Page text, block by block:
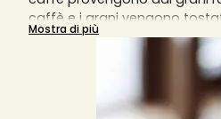
caffè e i grani vengono
macinati in particelle sottili
dell'aroma. È possibile
macinato, come biologico o
tipologia di tazza o caffè
diversa macinatura del caffè.
Mostra di più